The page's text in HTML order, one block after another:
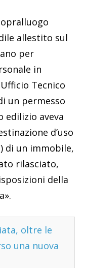
allestito sul
per
in
Tecnico
un permesso
aveva
d’uso
di un immobile,
rilasciato,
della
oltre le
una nuova